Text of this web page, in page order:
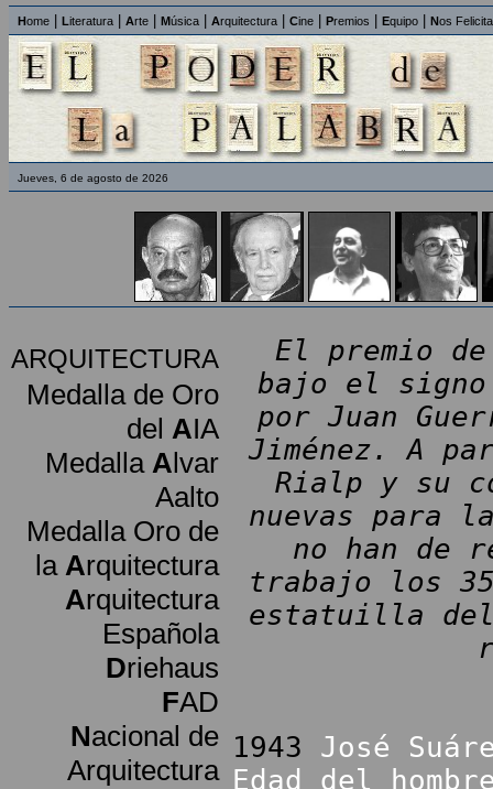
Home Literatura Arte Música Arquitectura Cine Premios Equipo Nos
Jueves, 6 de agosto de 2026
ARQUITECTURA
Medalla de Oro
del AIA
Medalla Alvar
Aalto
Medalla Oro de
la Arquitectura
Arquitectura
Española
Driehaus
FAD
Nacional de
Arquitectura
El premio
bajo el
por Juan
Jiménez. A
Rialp y su
nuevas para
no han de
trabajo los
estatuilla del
1943 José
Edad del